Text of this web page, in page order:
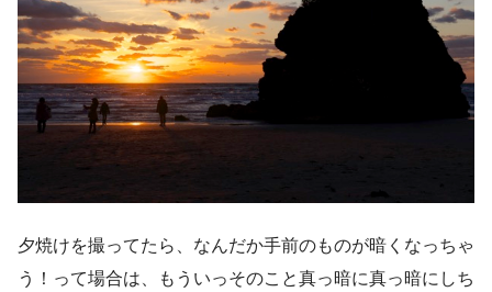
夕焼けを撮ってたら、なんだか手前のものが暗くなっちゃ
う！って場合は、もういっそのこと真っ暗に真っ暗にしち